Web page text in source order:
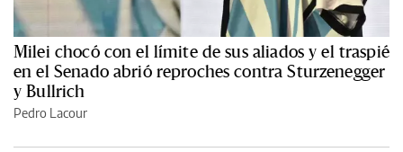
Milei chocó con el límite de sus aliados y el traspié
en el Senado abrió reproches contra Sturzenegger
y Bullrich
Pedro Lacour